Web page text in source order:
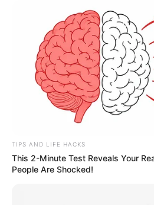
TIPS AND LIFE HACKS
This 2-Minute Test Reveals Your
People Are Shocked!